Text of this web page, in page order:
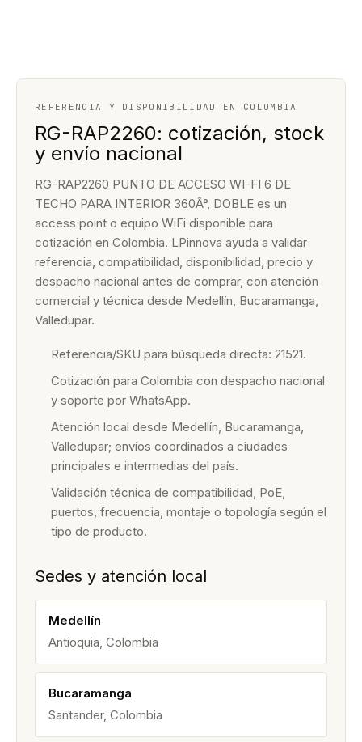
REFERENCIA Y DISPONIBILIDAD EN COLOMBIA
RG-RAP2260: cotización, stock
y envío nacional
RG-RAP2260 PUNTO DE ACCESO WI-FI 6 DE
TECHO PARA INTERIOR 360Â°, DOBLE es un
access point o equipo WiFi disponible para
cotización en Colombia. LPinnova ayuda a validar
referencia, compatibilidad, disponibilidad, precio y
despacho nacional antes de comprar, con atención
comercial y técnica desde Medellín, Bucaramanga,
Valledupar.
Referencia/SKU para búsqueda directa: 21521.
Cotización para Colombia con despacho nacional
y soporte por WhatsApp.
Atención local desde Medellín, Bucaramanga,
Valledupar; envíos coordinados a ciudades
principales e intermedias del país.
Validación técnica de compatibilidad, PoE,
puertos, frecuencia, montaje o topología según el
tipo de producto.
Sedes y atención local
Medellín
Antioquia, Colombia
Bucaramanga
Santander, Colombia